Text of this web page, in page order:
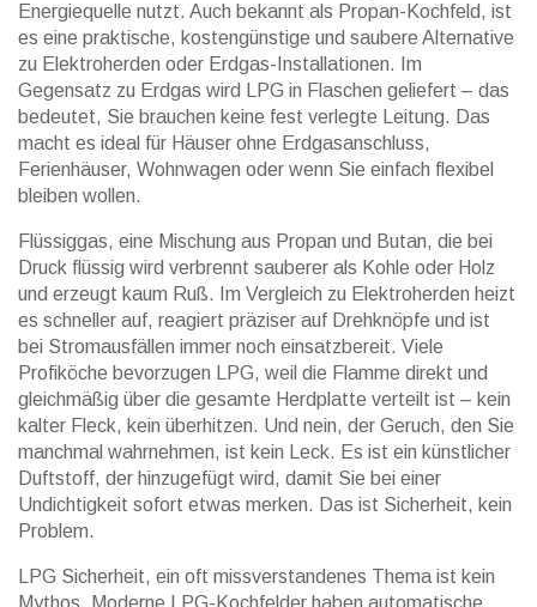
Energiequelle nutzt. Auch bekannt als Propan-Kochfeld, ist
es eine praktische, kostengünstige und saubere Alternative
zu Elektroherden oder Erdgas-Installationen.
Im
Gegensatz zu Erdgas wird LPG in Flaschen geliefert – das
bedeutet, Sie brauchen keine fest verlegte Leitung. Das
macht es ideal für Häuser ohne Erdgasanschluss,
Ferienhäuser, Wohnwagen oder wenn Sie einfach flexibel
bleiben wollen.
Flüssiggas, eine Mischung aus Propan und Butan, die bei
Druck flüssig wird verbrennt sauberer als Kohle oder Holz
und erzeugt kaum Ruß. Im Vergleich zu Elektroherden heizt
es schneller auf, reagiert präziser auf Drehknöpfe und ist
bei Stromausfällen immer noch einsatzbereit. Viele
Profiköche bevorzugen LPG, weil die Flamme direkt und
gleichmäßig über die gesamte Herdplatte verteilt ist – kein
kalter Fleck, kein überhitzen. Und nein, der Geruch, den Sie
manchmal wahrnehmen, ist kein Leck. Es ist ein künstlicher
Duftstoff, der hinzugefügt wird, damit Sie bei einer
Undichtigkeit sofort etwas merken. Das ist Sicherheit, kein
Problem.
LPG Sicherheit, ein oft missverstandenes Thema ist kein
Mythos. Moderne LPG-Kochfelder haben automatische